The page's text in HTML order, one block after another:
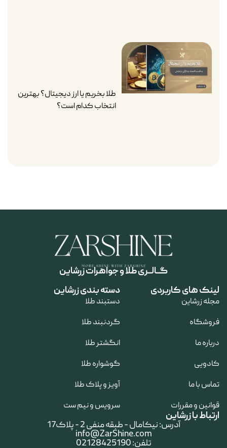
طلا بخریم یا ارز دیجیتال؟ بهترین
انتخاب کدام است؟
گــالــری طلا و جواهرات زرشاین
لینک های کاربردی
مجله زرشاین
فروشگاه
درباره ما
کادویی
تماس با ما
قوانین و مقررات
دسته بندی زرشاین
دستبند طلا
گردنبند طلا
انگشتر طلا
گوشواره طلا
آویز و پلاک طلا
سرویس و نیم ست
ارتباط با زرشاین
آدرس: نیکامال - طبقه منفی 2 - پلاک17
info@ZarShine.com
تلفن: 02128425190